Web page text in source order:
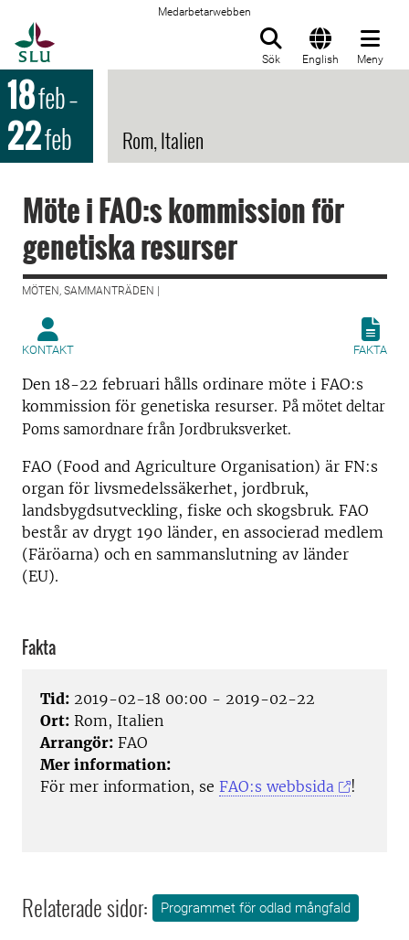
Medarbetarwebben
Sök English Meny
18feb–
22feb Rom, Italien
Möte i FAO:s kommission för
genetiska resurser
MÖTEN, SAMMANTRÄDEN |
KONTAKT FAKTA
Den 18-22 februari hålls ordinare möte i FAO:s
kommission för genetiska resurser. På mötet deltar
Poms samordnare från Jordbruksverket.
FAO (Food and Agriculture Organisation) är FN:s
organ för livsmedelssäkerhet, jordbruk,
landsbygdsutveckling, fiske och skogsbruk. FAO
består av drygt 190 länder, en associerad medlem
(Färöarna) och en sammanslutning av länder
(EU).
Fakta
Tid: 2019-02-18 00:00 - 2019-02-22
Ort: Rom, Italien
Arrangör: FAO
Mer information:
För mer information, se FAO:s webbsida !
Relaterade sidor: Programmet för odlad mångfald